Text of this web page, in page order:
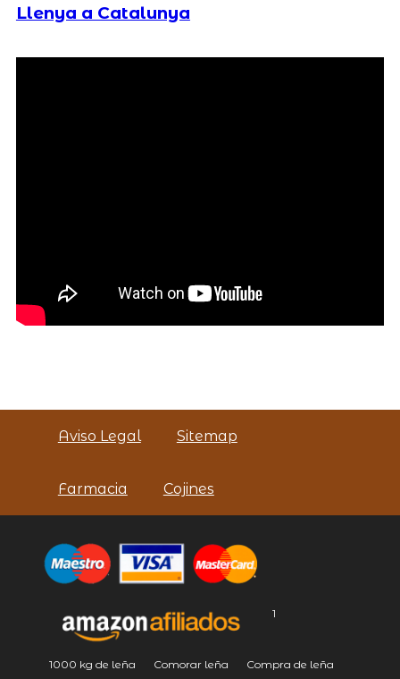
Llenya a Catalunya
Aviso Legal Sitemap
Farmacia Cojines
1
1000 kg de leña Comorar leña Compra de leña